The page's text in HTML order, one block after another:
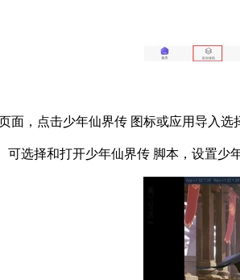
面，点击少年仙界传 图标或应用导入选
选择和打开少年仙界传 脚本，设置少